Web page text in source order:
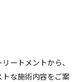
ートメントから、
な施術内容をご案